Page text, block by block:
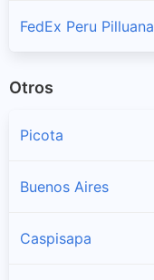
FedEx Peru Pilluana
Otros
Picota
Buenos Aires
Caspisapa